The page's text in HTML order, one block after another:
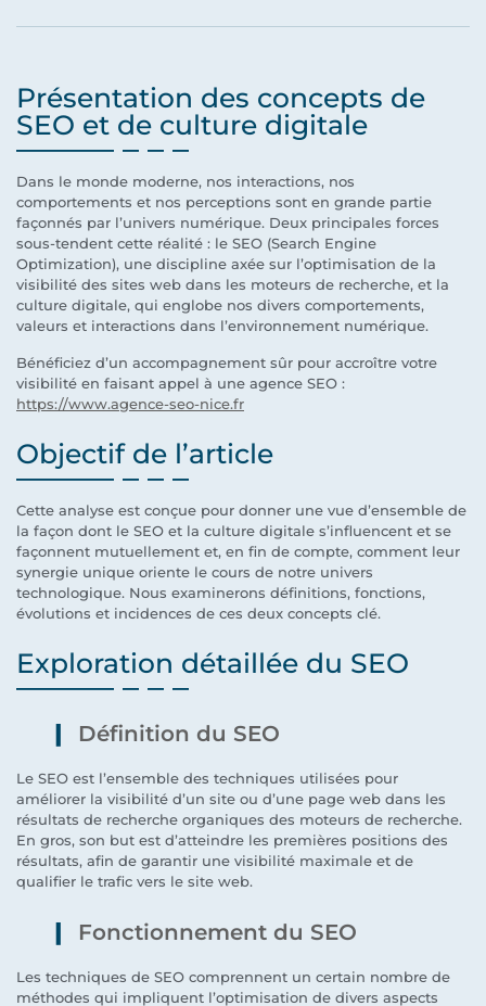
Présentation des concepts de
SEO et de culture digitale
Dans le monde moderne, nos interactions, nos
comportements et nos perceptions sont en grande partie
façonnés par l’univers numérique. Deux principales forces
sous-tendent cette réalité : le SEO (Search Engine
Optimization), une discipline axée sur l’optimisation de la
visibilité des sites web dans les moteurs de recherche, et la
culture digitale, qui englobe nos divers comportements,
valeurs et interactions dans l’environnement numérique.
Bénéficiez d’un accompagnement sûr pour accroître votre
visibilité en faisant appel à une agence SEO :
https://www.agence-seo-nice.fr
Objectif de l’article
Cette analyse est conçue pour donner une vue d’ensemble de
la façon dont le SEO et la culture digitale s’influencent et se
façonnent mutuellement et, en fin de compte, comment leur
synergie unique oriente le cours de notre univers
technologique. Nous examinerons définitions, fonctions,
évolutions et incidences de ces deux concepts clé.
Exploration détaillée du SEO
Définition du SEO
Le SEO est l’ensemble des techniques utilisées pour
améliorer la visibilité d’un site ou d’une page web dans les
résultats de recherche organiques des moteurs de recherche.
En gros, son but est d’atteindre les premières positions des
résultats, afin de garantir une visibilité maximale et de
qualifier le trafic vers le site web.
Fonctionnement du SEO
Les techniques de SEO comprennent un certain nombre de
méthodes qui impliquent l’optimisation de divers aspects